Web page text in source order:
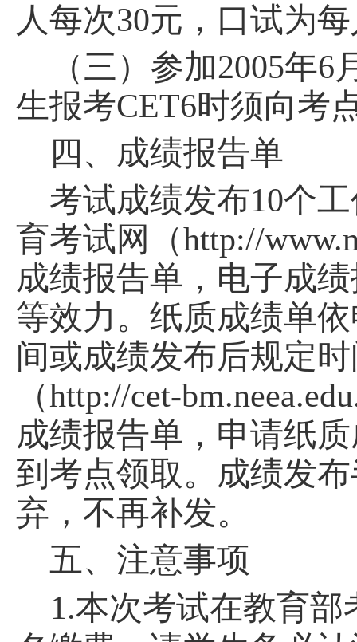
人每次30元，口试为
（三） 参加2005年6
生报考CET6时须向考
四 、成绩报告单
考试成绩发布10个
育考试网（http://
成绩报告单，电子成
等效力。纸质成绩单
间或成绩发布后规定
（http://cet-
成绩报告单，申请纸
到考点领取。 成绩发
弃，不再补发。
五、注意事项
1.本次考试在教育